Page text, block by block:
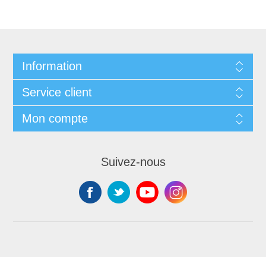
Information
Service client
Mon compte
Suivez-nous